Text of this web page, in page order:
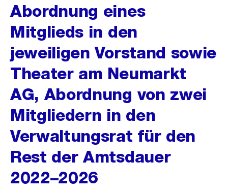
Abordnung eines
Mitglieds in den
jeweiligen Vorstand sowie
Theater am Neumarkt
AG, Abordnung von zwei
Mitgliedern in den
Verwaltungsrat für den
Rest der Amtsdauer
2022–2026